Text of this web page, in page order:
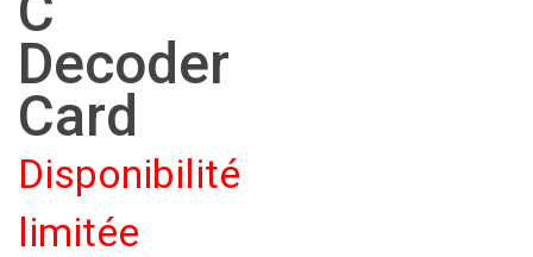
Support
À propos de
Langue/Région
Decoder
Card
Disponibilité
limitée